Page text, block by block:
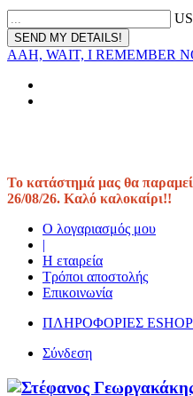
AAH, WAIT, I REMEMBER
Το κατάστημά μας θα
26/08/26. Καλό καλοκαίρι!!
Ο λογαριασμός μου
|
Η εταιρεία
Τρόποι αποστολής
Επικοινωνία
ΠΛΗΡΟΦΟΡΙΕΣ ESHOP
Σύνδεση